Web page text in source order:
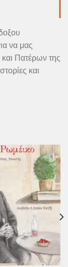
να μας
Πατέρων της
και
Προσθήκη
στη Λίστα
Επιθυμιών